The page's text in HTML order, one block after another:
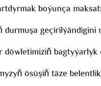
boýunça
durmuşa geçirilýändigini
döwletimiziň bagtyýarlyk
ösüşiň täze